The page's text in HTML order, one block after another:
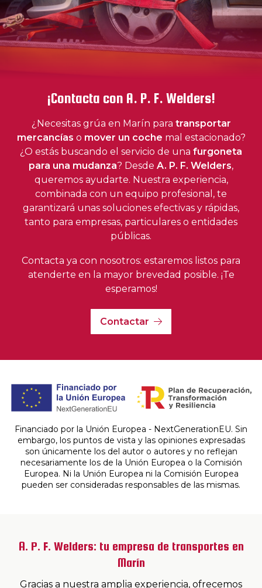
A. P. F. Welders: tu grúa y
camiones en Marín
¡Contacta con A. P. F. Welders!
¿Necesitas grúa en Marín para transportar
mercancías o mover un coche mal estacionado?
¿O estás buscando el servicio de una furgoneta
para una mudanza? Desde A. P. F. Welders,
queremos ayudarte. Nuestra experiencia,
combinada con un equipo profesional, te
garantizará unas soluciones efectivas y rápidas,
tanto para empresas, particulares o entidades
públicas.
Contacta ya con nosotros: estaremos listos para
atenderte en la mayor brevedad posible. ¡Te
esperamos!
Contactar
Financiado por la Unión Europea - NextGenerationEU. Sin
embargo, los puntos de vista y las opiniones expresadas
son únicamente los del autor o autores y no reflejan
necesariamente los de la Unión Europea o la Comisión
Europea. Ni la Unión Europea ni la Comisión Europea
pueden ser consideradas responsables de las mismas.
A. P. F. Welders: tu empresa de transportes en
Marín
Gracias a nuestra amplia experiencia, ofrecemos